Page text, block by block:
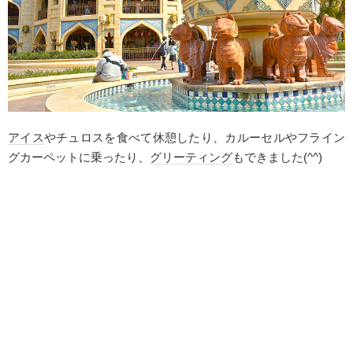
アイスやチュロスを食べて休憩したり、カルーセルやフライン
グカーペットに乗ったり、 グリーティングもできました(^^)